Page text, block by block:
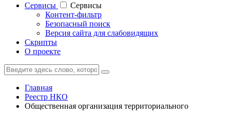
Cервисы
Cервисы
Контент-фильтр
Безопасный поиск
Версия сайта для слабовидящих
Скрипты
О проекте
Главная
Реестр НКО
Общественная организация территориального